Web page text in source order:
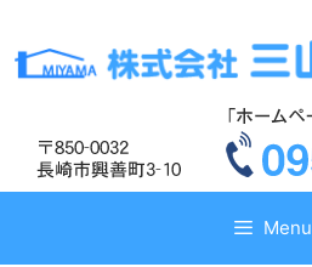
テ
ス
テ
ス
Menu